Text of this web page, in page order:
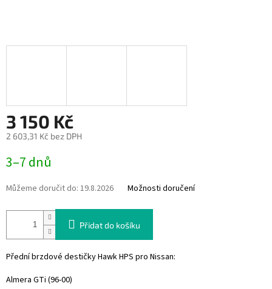
3 150 Kč
2 603,31 Kč bez DPH
cena:
3–7 dnů
Můžeme doručit do: 19.8.2026 Možnosti doručení
Přidat do košíku
Přední brzdové destičky Hawk HPS pro Nissan:
Almera GTi (96-00)